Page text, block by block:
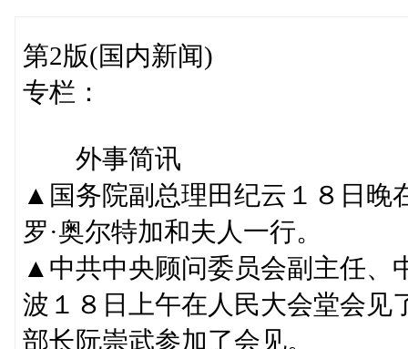
第2版(国内新闻)
专栏：
外事简讯
▲国务院副总理田纪云１８日晚
罗·奥尔特加和夫人一行。
▲中共中央顾问委员会副主任、
波１８日上午在人民大会堂会见
部长阮崇武参加了会见。